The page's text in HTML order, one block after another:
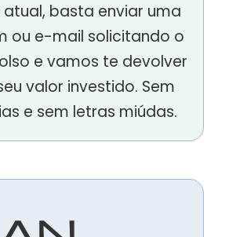
basta enviar uma
ou e-mail solicitando o
e vamos te devolver
valor investido. Sem
e sem letras miúdas.